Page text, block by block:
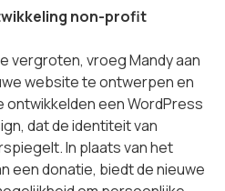
non-profit
vergroten, vroeg Mandy aan
website te ontwerpen en
ontwikkelden een WordPress
dat de identiteit van
In plaats van het
een donatie, biedt de nieuwe